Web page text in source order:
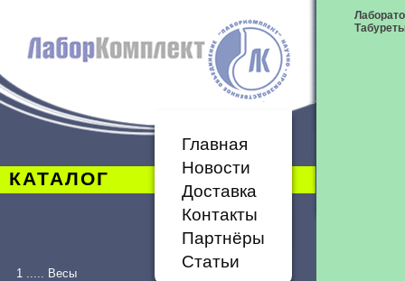
КАТАЛОГ
Главная
Новости
Доставка
Контакты
Партнёры
Статьи
1 ..... Весы